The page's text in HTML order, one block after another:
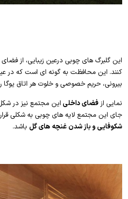
این گلبرگ های چوبی درعین زیبایی، از
کنند. این محافظت به گونه ای است که در
بیرونی، حریم خصوصی و خلوت هر اتاق یوگا
نمایی از فضای داخلی این مجتمع نیز در
جای این مجتمع لایه های چوبی به شکلی قرار
شکوفایی و باز شدن غنچه های گل باشد.